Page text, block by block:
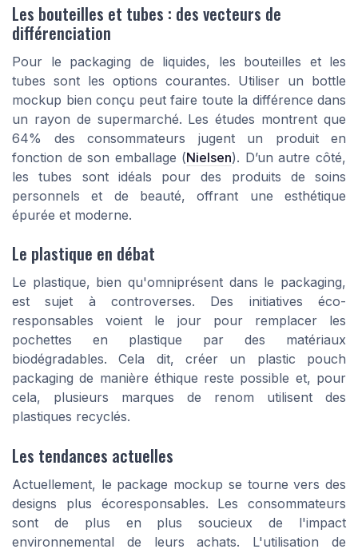
Les bouteilles et tubes : des vecteurs de
différenciation
Pour le packaging de liquides, les bouteilles et les
tubes sont les options courantes. Utiliser un bottle
mockup bien conçu peut faire toute la différence dans
un rayon de supermarché. Les études montrent que
64% des consommateurs jugent un produit en
fonction de son emballage (Nielsen). D’un autre côté,
les tubes sont idéals pour des produits de soins
personnels et de beauté, offrant une esthétique
épurée et moderne.
Le plastique en débat
Le plastique, bien qu'omniprésent dans le packaging,
est sujet à controverses. Des initiatives éco-
responsables voient le jour pour remplacer les
pochettes en plastique par des matériaux
biodégradables. Cela dit, créer un plastic pouch
packaging de manière éthique reste possible et, pour
cela, plusieurs marques de renom utilisent des
plastiques recyclés.
Les tendances actuelles
Actuellement, le package mockup se tourne vers des
designs plus écoresponsables. Les consommateurs
sont de plus en plus soucieux de l'impact
environnemental de leurs achats. L'utilisation de